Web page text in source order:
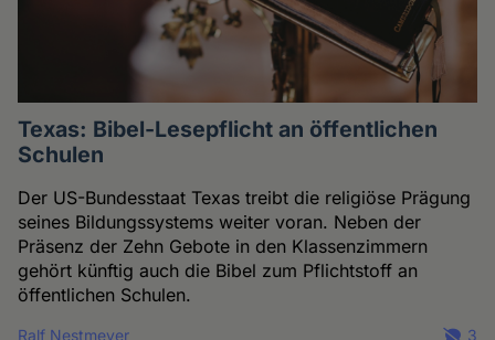
Texas: Bibel-Lesepflicht an öffentlichen
Schulen
Der US-Bundesstaat Texas treibt die religiöse Prägung
seines Bildungssystems weiter voran. Neben der
Präsenz der Zehn Gebote in den Klassenzimmern
gehört künftig auch die Bibel zum Pflichtstoff an
öffentlichen Schulen.
Ralf Nestmeyer
3